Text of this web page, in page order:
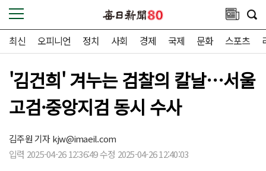
최신 오피니언 정치 사회 경제 국제 문화 스포츠
'김건희' 겨누는 검찰의 칼날…서울
고검·중앙지검 동시 수사
김주원 기자kjw@imaeil.com
입력 2025-04-26 12:36:49 수정 2025-04-26 12:40:03